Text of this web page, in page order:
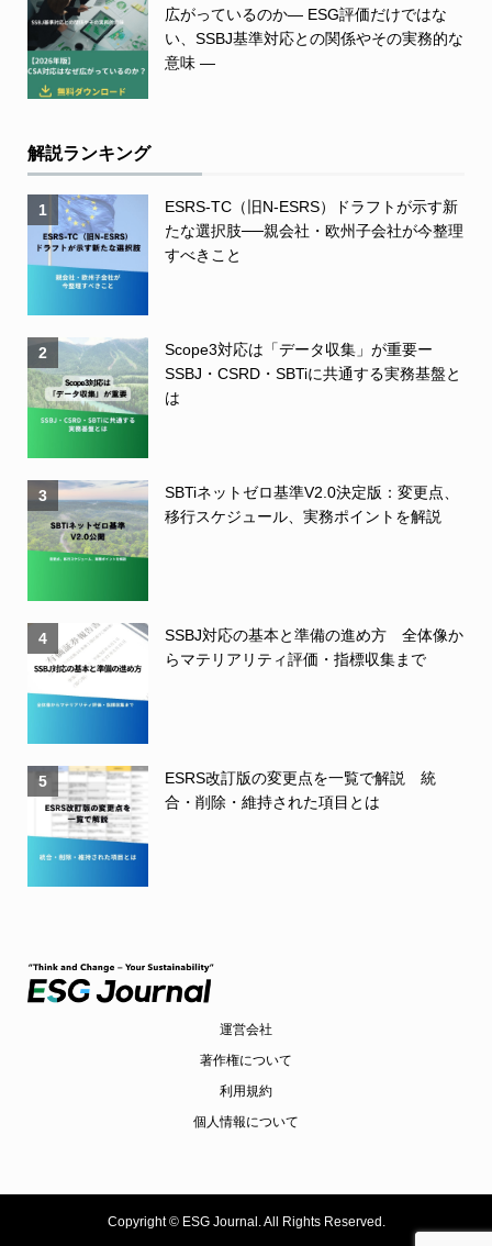
広がっているのか― ESG評価だけではな
い、SSBJ基準対応との関係やその実務的な
意味 ―
解説ランキング
1
ESRS-TC（旧N-ESRS）ドラフトが示す新
たな選択肢──親会社・欧州子会社が今整理
すべきこと
2
Scope3対応は「データ収集」が重要ー
SSBJ・CSRD・SBTiに共通する実務基盤と
は
3
SBTiネットゼロ基準V2.0決定版：変更点、
移行スケジュール、実務ポイントを解説
4
SSBJ対応の基本と準備の進め方 全体像か
らマテリアリティ評価・指標収集まで
5
ESRS改訂版の変更点を一覧で解説 統
合・削除・維持された項目とは
運営会社
著作権について
利用規約
個人情報について
Copyright ©ESG Journal. All Rights Reserved.